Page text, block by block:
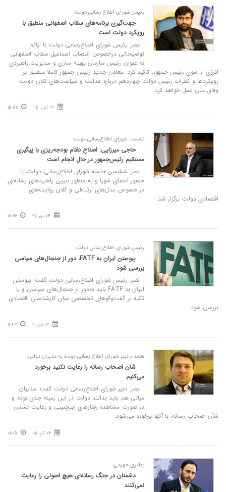
رئیس شورای اطلاع رسانی دولت:
جهت‌گیری برنامه‌های سقاب اصفهانی منطبق با
رویکرد دولت است
نصر: رئیس شورای اطلاع‌رسانی دولت با ارائه
توضیحاتی درخصوص انتصاب اسماعیل سقاب اصفهانی
به عنوان رئیس سازمان بهینه سازی و مدیریت راهبردی
انرژی از سوی رئیس جمهور، تاکید کرد: معاون جدید رئیس جمهور کاملا منطبق بر
رویکردها و نظرات رئیس دولت چهاردهم درباره عدالت و سیاست‌های کلان دولت
وفاق ملی عمل خواهد کرد.
04 آبان 25 15:52
نشست شورای اطلاع‌رسانی دولت
حاجی میرزایی: اصلاح نظام بودجه‌ریزی با پیگیری
مستقیم رئیس‌جمهور در حال انجام است
نصر: ششمین جلسه شورای اطلاع‌رسانی دولت، با
حضور اعضای شورا و به منظور تبیین راهبردهای رسانه‌ای
در خصوص مدل‌های ارتباطی و کلان روایت‌های
اقتصادی دولت برگزار شد.
04 مهر 27 15:26
رئیس شورای اطلاع‌رسانی دولت:
پیوستن ایران به FATF، دور از جنجال‌های سیاسی
بررسی شود
نصر: رئیس شورای اطلاع‌رسانی دولت گفت: پیوستن
ایران به FATF باید به‌دور از جنجال‌های سیاسی و با
تکیه بر گفت‌وگوهای تخصصی میان کارشناسان اقتصادی
بررسی شود.
03 دی 12 16:43
هشدار دبیر شورای اطلاع‌ رسانی دولت به مدیران دولتی؛
شان اصحاب رسانه را رعایت نکنید برخورد
می‌‌کنیم
نصر: دبیر شورای اطلاع‌رسانی دولت گفت: مدیران
میانی هم باید بدانند دولت در این زمینه جدی بوده و
در صورت مشاهده رفتار‌های اینچنینی و رعایت نشدن
شأن اصحاب رسانه، با آنها برخورد می‌شود.
03 آذر 05 08:15
بهادری جهرمی:
دشمنان در جنگ رسانه‌ای هیچ اصولی را رعایت
نمی‌کنند